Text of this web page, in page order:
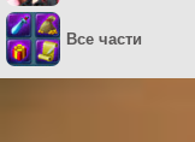
Все части